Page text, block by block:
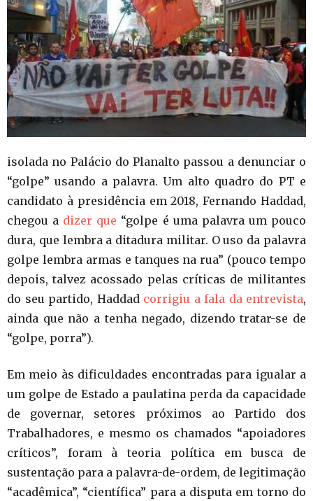
isolada no Palácio do Planalto passou a denunciar o
“golpe” usando a palavra. Um alto quadro do PT e
candidato à presidência em 2018, Fernando Haddad,
chegou a dizer que “golpe é uma palavra um pouco
dura, que lembra a ditadura militar. O uso da palavra
golpe lembra armas e tanques na rua” (pouco tempo
depois, talvez acossado pelas críticas de militantes
do seu partido, Haddad corrigiu a fala da entrevista,
ainda que não a tenha negado, dizendo tratar-se de
“golpe, porra”).
Em meio às dificuldades encontradas para igualar a
um golpe de Estado a paulatina perda da capacidade
de governar, setores próximos ao Partido dos
Trabalhadores, e mesmo os chamados “apoiadores
críticos”, foram à teoria política em busca de
sustentação para a palavra-de-ordem, de legitimação
“acadêmica”, “científica” para a disputa em torno do